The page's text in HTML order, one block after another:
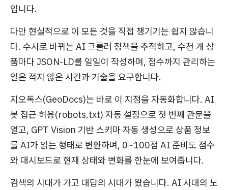
입니다.
다만 현실적으로 이 모든 것을 직접 챙기기는 쉽지 않습니
다. 수시로 바뀌는 AI 크롤러 정책을 추적하고, 수천 개 상
품마다 JSON-LD를 일일이 작성하며, 점수까지 관리하는
일은 적지 않은 시간과 기술을 요구합니다.
지오독스(GeoDocs)는 바로 이 지점을 자동화합니다. AI
봇 접근 허용(robots.txt) 자동 설정으로 첫 번째 관문을
열고, GPT Vision 기반 스키마 자동 생성으로 상품 정보
를 AI가 읽는 형태로 변환하며, 0~100점 AI 준비도 점수
와 대시보드로 현재 상태와 변화를 한눈에 보여줍니다.
검색의 시대가 가고 대답의 시대가 왔습니다. AI 시대의 노